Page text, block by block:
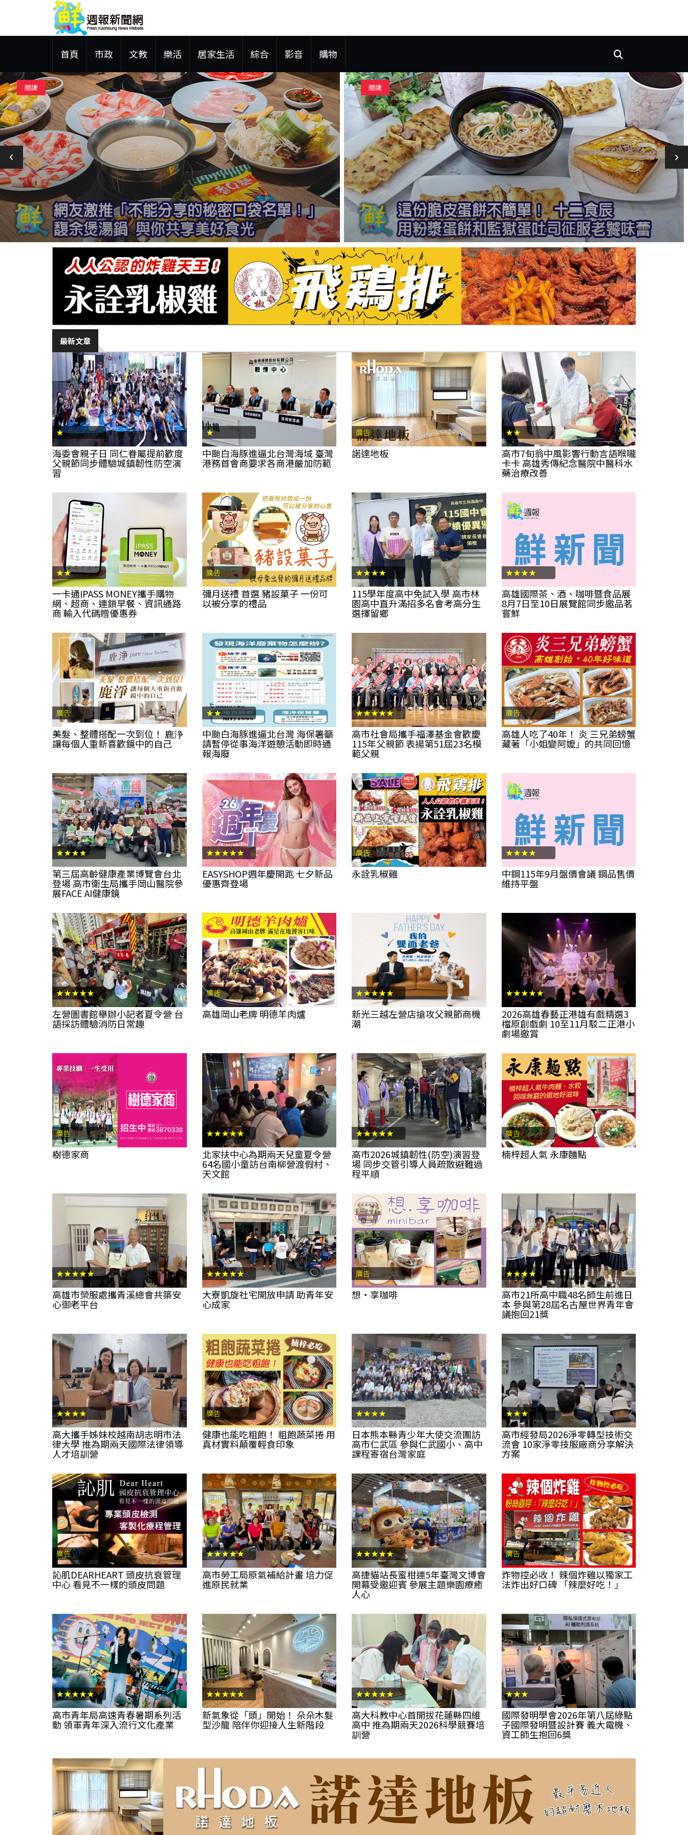
首頁 市政 文教 樂活 居家生活 綜合 影音 購物
閱讀 閱讀
最新文章
★
海委會親子日 同仁眷屬提前歡度
父親節同步體驗城鎮韌性防空演
習
★
中颱白海豚進逼北台灣海域 臺灣
港務首會商要求各商港嚴加防範
廣告
諾達地板
★★
高市7旬翁中風影響行動言語喉嚨
卡卡 高雄秀傳紀念醫院中醫科水
藥治療改善
★★
一卡通IPASS MONEY攜手購物
網、超商、連鎖早餐、資訊通路
商 輸入代碼贈優惠券
廣告
彌月送禮 首選 豬設菓子 一份可
以被分享的禮品
★★★★
115學年度高中免試入學 高市林
園高中直升滿招多名會考高分生
選擇留鄉
★★★★
高雄國際茶、酒、咖啡暨食品展
8月7日至10日展覽館同步邀品茗
嘗鮮
廣告
美髮、整體搭配一次到位！ 鹿浄
讓每個人重新喜歡鏡中的自己
★★
中颱白海豚進逼北台灣 海保署籲
請暫停從事海洋遊憩活動即時通
報海廢
★★★★★
高市社會局攜手福澤基金會歡慶
115年父親節 表揚第51屆23名模
範父親
廣告
高雄人吃了40年！ 炎 三兄弟螃蟹
藏著「小姐變阿嬤」的共同回憶
★★★★
第三屆高齡健康產業博覽會台北
登場 高市衛生局攜手岡山醫院參
展FACE AI健康鏡
★★★★★
EASYSHOP週年慶開跑 七夕新品
優惠齊登場
廣告
永詮乳椒雞
★★★★
中鋼115年9月盤價會議 鋼品售價
維持平盤
★★★★★
左營圖書館舉辦小記者夏令營 台
語採訪體驗消防日常趣
廣告
高雄岡山老牌 明德羊肉爐
★★★★★
新光三越左營店搶攻父親節商機
潮
★★★★★
2026高雄春藝正港雄有戲精選3
檔原創戲劇 10至11月駁二正港小
劇場邀賞
廣告
樹德家商
★★★★★
北家扶中心為期兩天兒童夏令營
64名國小童訪台南柳營渡假村、
天文館
★★★★★
高市2026城鎮韌性(防空)演習登
場 同步交管引導人員疏散避難過
程平順
廣告
楠梓超人氣 永康麵點
★★★★★
高雄市榮服處攜青溪總會共築安
心御老平台
★★★★★
大寮凱旋社宅開放申請 助青年安
心成家
廣告
想‧享咖啡
★★★★
高市21所高中職48名師生前進日
本 參與第28屆名古屋世界青年會
議抱回21獎
★★★★
高大攜手姊妹校越南胡志明市法
律大學 推為期兩天國際法律領導
人才培訓營
廣告
健康也能吃粗飽！ 粗飽蔬菜捲 用
真材實料顛覆輕食印象
★★★★
日本熊本縣青少年大使交流團訪
高市仁武區 參與仁武國小、高中
課程寄宿台灣家庭
★★★
高市經發局2026淨零轉型技術交
流會 10家淨零技服廠商分享解決
方案
廣告
訫肌DEARHEART 頭皮抗衰管理
中心 看見不一樣的頭皮問題
★★★★★
高市勞工局原氣補給計畫 培力促
進原民就業
★★★★★
高捷貓站長蜜柑連5年臺灣文博會
開幕受邀迎賓 參展主題樂園療癒
人心
廣告
炸物控必收！ 辣個炸雞以獨家工
法炸出好口碑 「辣麼好吃！」
★★★★★
高市青年局高速青春暑期系列活
動 領軍青年深入流行文化產業
★★★★★
新氣象從「頭」開始！ 朵朵木髮
型沙龍 陪伴你迎接人生新階段
★★★★★
高大科教中心首開拔花蓮縣四維
高中 推為期兩天2026科學競賽培
訓營
★★★
國際發明學會2026年第八屆綠點
子國際發明暨設計賽 義大電機、
資工師生抱回6獎